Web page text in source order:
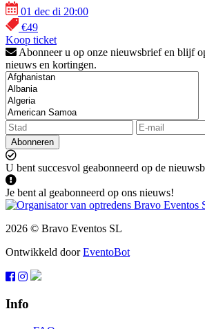
01 dec di 20:00
€49
Koop ticket
Abonneer u op onze nieuwsbrief en blijf
nieuws en kortingen.
Abonneren
U bent succesvol geabonneerd op de
Je bent al geabonneerd op ons nieuws!
2026 © Bravo Eventos SL
Ontwikkeld doorEventoBot
Info